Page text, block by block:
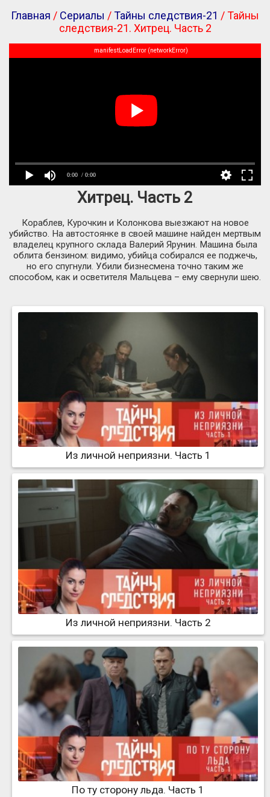
Главная / Сериалы /Тайны следствия-21 / Тайны
следствия-21. Хитрец. Часть 2
0:00 / 0:00
manifestLoadError (networkError)
Хитрец. Часть 2
Кораблев, Курочкин и Колонкова выезжают на новое
убийство. На автостоянке в своей машине найден мертвым
владелец крупного склада Валерий Ярунин. Машина была
облита бензином: видимо, убийца собирался ее поджечь,
но его спугнули. Убили бизнесмена точно таким же
способом, как и осветителя Мальцева – ему свернули шею.
Из личной неприязни. Часть 1
Из личной неприязни. Часть 2
По ту сторону льда. Часть 1